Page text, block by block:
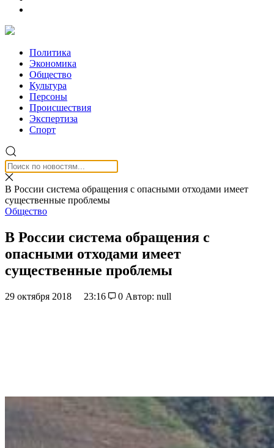
Политика
Экономика
Общество
Культура
Персоны
Происшествия
Экспертиза
Спорт
В России система обращения с опасными отходами имеет
существенные проблемы
Общество
В России система обращения с
опасными отходами имеет
существенные проблемы
29 октября 2018 23:16 0 Автор: null